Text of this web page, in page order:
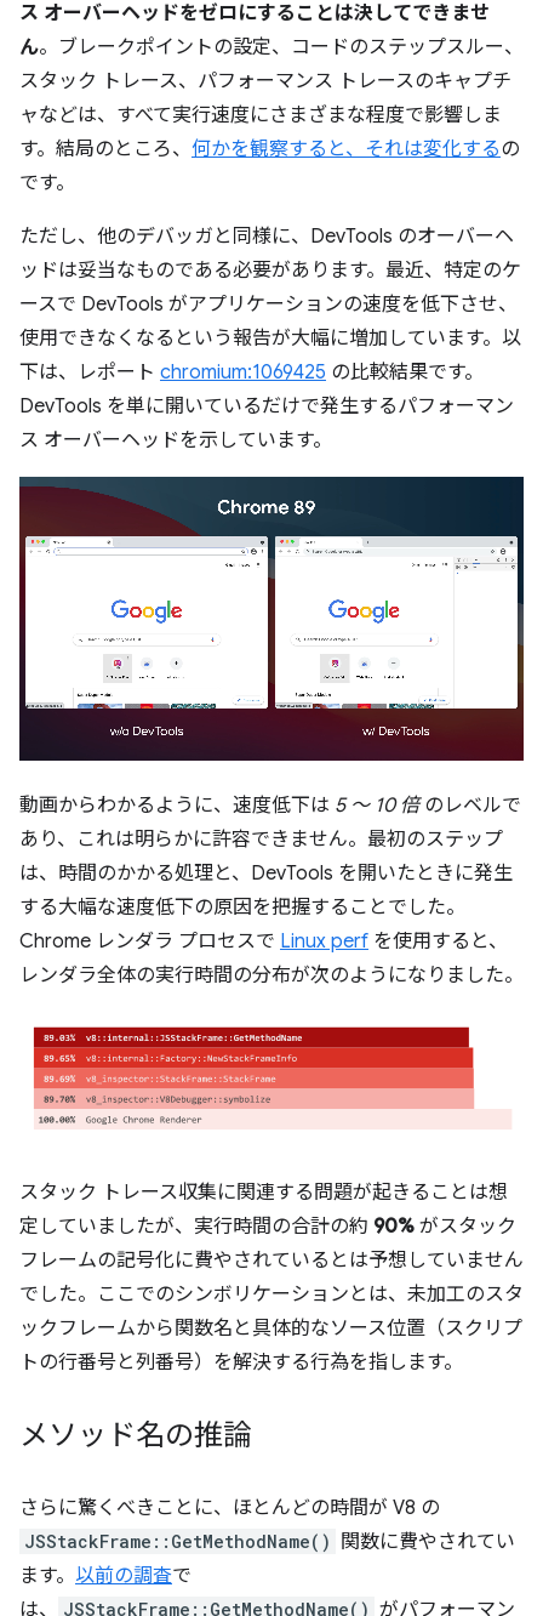
ス オーバーヘッドをゼロにすることは決してできませ
ん。ブレークポイントの設定、コードのステップスルー、
スタック トレース、パフォーマンス トレースのキャプチ
ャなどは、すべて実行速度にさまざまな程度で影響しま
す。結局のところ、 何かを観察すると、それは変化するの
です。
ただし、他のデバッガと同様に、DevTools のオーバーヘ
ッドは妥当なものである必要があります。最近、特定のケ
ースで DevTools がアプリケーションの速度を低下させ、
使用できなくなるという報告が大幅に増加しています。以
下は、レポート chromium:1069425 の比較結果です。
DevTools を単に開いているだけで発生するパフォーマン
ス オーバーヘッドを示しています。
動画からわかるように、速度低下は 5 ～ 10 倍のレベルで
あり、これは明らかに許容できません。最初のステップ
は、時間のかかる処理と、DevTools を開いたときに発生
する大幅な速度低下の原因を把握することでした。
Chrome レンダラ プロセスで Linux perf を使用すると、
レンダラ全体の実行時間の分布が次のようになりました。
スタック トレース収集に関連する問題が起きることは想
定していましたが、実行時間の合計の約 90% がスタック
フレームの記号化に費やされているとは予想していません
でした。ここでのシンボリケーションとは、未加工のスタ
ックフレームから関数名と具体的なソース位置（スクリプ
トの行番号と列番号）を解決する行為を指します。
メソッド名の推論
さらに驚くべきことに、ほとんどの時間が V8 の
JSStackFrame::GetMethodName()
関数に費やされてい
ます。 以前の調査で
は、
JSStackFrame::GetMethodName() がパフォーマン